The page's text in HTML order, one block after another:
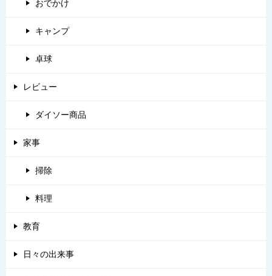
おでかけ
キャンプ
卓球
レビュー
ダイソー商品
家事
掃除
料理
教育
日々の出来事